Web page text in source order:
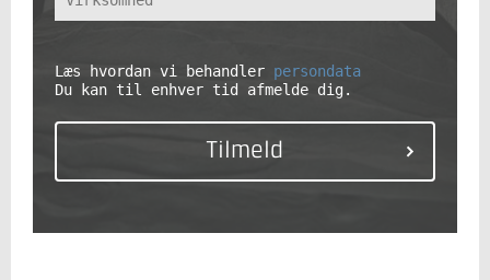
Læs hvordan vi behandler persondata
Du kan til enhver tid afmelde dig.